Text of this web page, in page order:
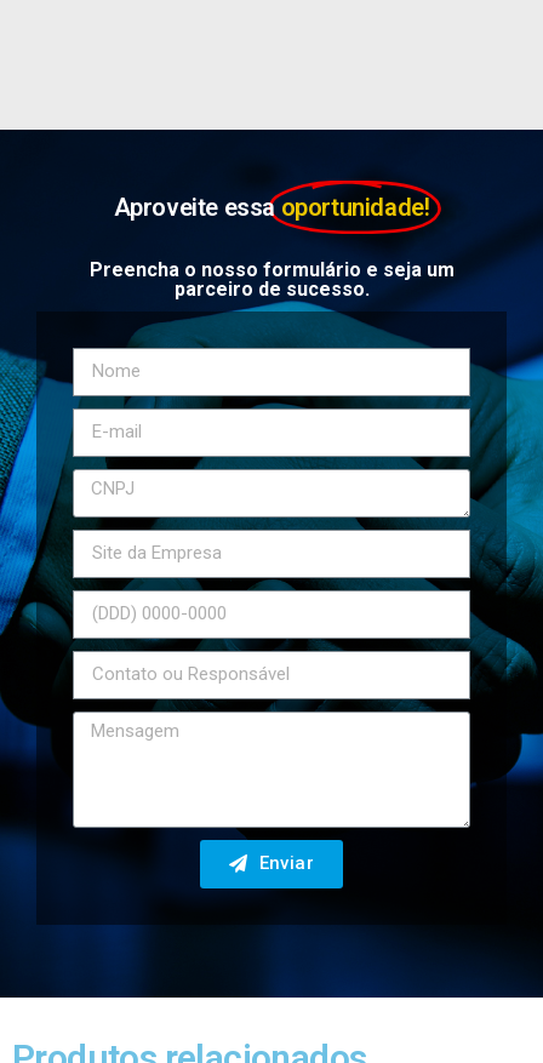
Aproveite essa oportunidade!
Preencha o nosso formulário e seja um
parceiro de sucesso.
Enviar